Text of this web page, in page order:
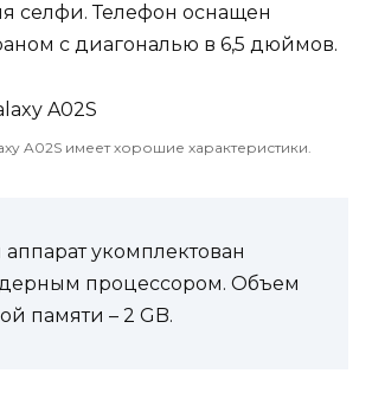
селфи. Телефон оснащен
с диагональю в 6,5 дюймов.
A02S имеет хорошие характеристики.
укомплектован
процессором. Объем
памяти – 2 GB.